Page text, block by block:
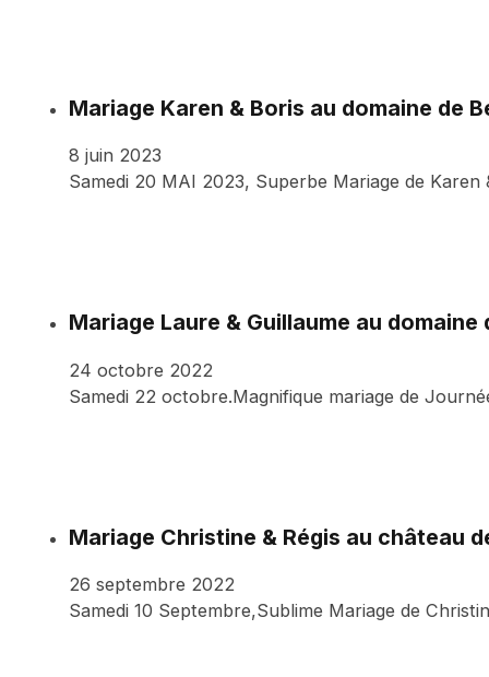
Mariage Karen & Boris au domaine de
8 juin 2023
Samedi 20 MAI 2023, Superbe Mariage de
Mariage Laure & Guillaume au domaine
24 octobre 2022
Samedi 22 octobre.Magnifique mariage de
Mariage Christine & Régis au château
26 septembre 2022
Samedi 10 Septembre,Sublime Mariage de